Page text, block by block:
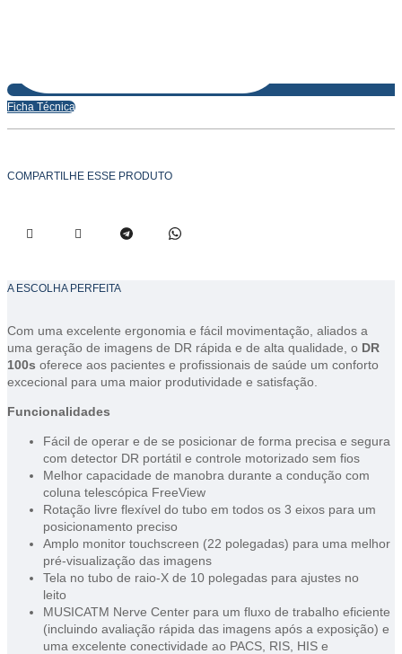
Ficha Técnica
COMPARTILHE ESSE PRODUTO
A ESCOLHA PERFEITA
Com uma excelente ergonomia e fácil movimentação, aliados a
uma geração de imagens de DR rápida e de alta qualidade, o DR
100s oferece aos pacientes e profissionais de saúde um conforto
excecional para uma maior produtividade e satisfação.
Funcionalidades
Fácil de operar e de se posicionar de forma precisa e segura
com detector DR portátil e controle motorizado sem fios
Melhor capacidade de manobra durante a condução com
coluna telescópica FreeView
Rotação livre flexível do tubo em todos os 3 eixos para um
posicionamento preciso
Amplo monitor touchscreen (22 polegadas) para uma melhor
pré-visualização das imagens
Tela no tubo de raio-X de 10 polegadas para ajustes no
leito
MUSICATM Nerve Center para um fluxo de trabalho eficiente
(incluindo avaliação rápida das imagens após a exposição) e
uma excelente conectividade ao PACS, RIS, HIS e